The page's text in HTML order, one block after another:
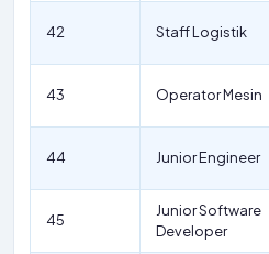
42 Staff Logistik
43 Operator Mesin
44 Junior Engineer
45
Junior Software
Developer